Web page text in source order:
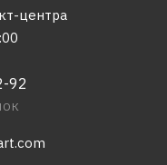
центра
92